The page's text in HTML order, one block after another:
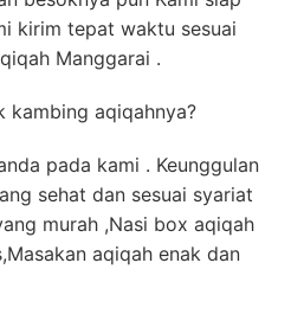
kirim tepat waktu sesuai
Manggarai .
kambing aqiqahnya?
pada kami . Keunggulan
sehat dan sesuai syariat
murah ,Nasi box aqiqah
aqiqah enak dan